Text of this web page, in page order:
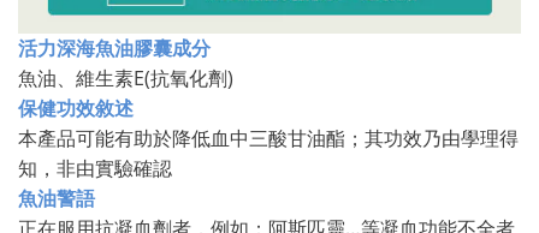
活力深海魚油膠囊成分
魚油、維生素E(抗氧化劑)
保健功效敘述
本產品可能有助於降低血中三酸甘油酯；其功效乃由學理得
知，非由實驗確認
魚油警語
正在服用抗凝血劑者，例如：阿斯匹靈…等凝血功能不全者